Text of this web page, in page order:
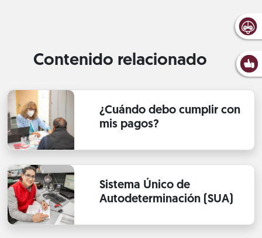
Contenido relacionado
¿Cuándo debo cumplir con
mis pagos?
Sistema Único de
Autodeterminación (SUA)